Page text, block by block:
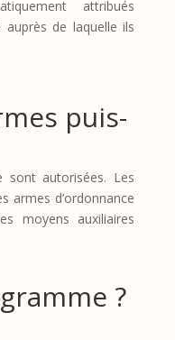
attribués
de laquelle ils
puis-
sont autorisées. Les
armes d’ordonnance
moyens auxiliaires
?